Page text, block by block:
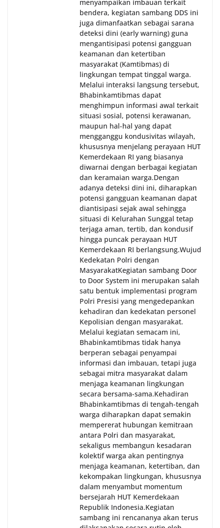
menyampaikan imbauan terkait
bendera, kegiatan sambang DDS ini
juga dimanfaatkan sebagai sarana
deteksi dini (early warning) guna
mengantisipasi potensi gangguan
keamanan dan ketertiban
masyarakat (Kamtibmas) di
lingkungan tempat tinggal warga.
Melalui interaksi langsung tersebut,
Bhabinkamtibmas dapat
menghimpun informasi awal terkait
situasi sosial, potensi kerawanan,
maupun hal-hal yang dapat
mengganggu kondusivitas wilayah,
khususnya menjelang perayaan HUT
Kemerdekaan RI yang biasanya
diwarnai dengan berbagai kegiatan
dan keramaian warga.‎‎Dengan
adanya deteksi dini ini, diharapkan
potensi gangguan keamanan dapat
diantisipasi sejak awal sehingga
situasi di Kelurahan Sunggal tetap
terjaga aman, tertib, dan kondusif
hingga puncak perayaan HUT
Kemerdekaan RI berlangsung.‎‎Wujud
Kedekatan Polri dengan
Masyarakat‎Kegiatan sambang Door
to Door System ini merupakan salah
satu bentuk implementasi program
Polri Presisi yang mengedepankan
kehadiran dan kedekatan personel
Kepolisian dengan masyarakat.
Melalui kegiatan semacam ini,
Bhabinkamtibmas tidak hanya
berperan sebagai penyampai
informasi dan imbauan, tetapi juga
sebagai mitra masyarakat dalam
menjaga keamanan lingkungan
secara bersama-sama.‎‎Kehadiran
Bhabinkamtibmas di tengah-tengah
warga diharapkan dapat semakin
mempererat hubungan kemitraan
antara Polri dan masyarakat,
sekaligus membangun kesadaran
kolektif warga akan pentingnya
menjaga keamanan, ketertiban, dan
kekompakan lingkungan, khususnya
dalam menyambut momentum
bersejarah HUT Kemerdekaan
Republik Indonesia.‎Kegiatan
sambang ini rencananya akan terus